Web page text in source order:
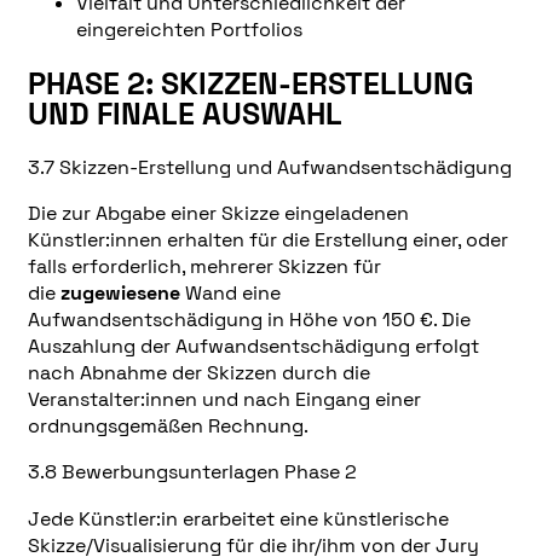
eingereichten Portfolios
PHASE 2: SKIZZEN-ERSTELLUNG
UND FINALE AUSWAHL
3.7 Skizzen-Erstellung und Aufwandsentschädigung
Die zur Abgabe einer Skizze eingeladenen
Künstler:innen erhalten für die Erstellung einer, oder
falls erforderlich, mehrerer Skizzen für
diezugewieseneWand eine
Aufwandsentschädigung in Höhe von 150 €. Die
Auszahlung der Aufwandsentschädigung erfolgt
nach Abnahme der Skizzen durch die
Veranstalter:innen und nach Eingang einer
ordnungsgemäßen Rechnung.
3.8 Bewerbungsunterlagen Phase 2
Jede Künstler:in erarbeitet eine künstlerische
Skizze/Visualisierung für die ihr/ihm von der Jury